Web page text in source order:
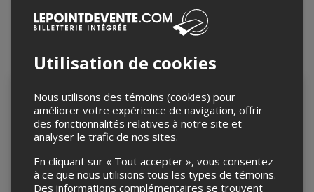
Leaflet| ©Mapbox
Événements à venir
Full Gisèle!
15 décembre 2026, 21h00
Les Folies
Draglesque
Utilisation de cookies
Nous utilisons des témoins (cookies) pour
améliorer votre expérience de navigation, offrir
des fonctionnalités relatives à notre site et
analyser le trafic de nos sites.
En cliquant sur « Tout accepter », vous consentez
à ce que nous utilisions tous les types de témoins.
Des informations complémentaires se trouvent